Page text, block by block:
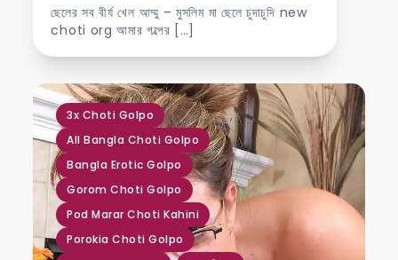
ছেলের সব বীর্য খেল আম্মু – মুসলিম মা ছেলে চুদাচুদি new
choti org আমার গল্পের […]
3x Choti Golpo ,
All Bangla Choti Golpo
,
Bangla Erotic Golpo
,
Gorom Choti Golpo
,
Pod Marar Choti Kahini
,
Porokia Choti Golpo
,,,,,,,